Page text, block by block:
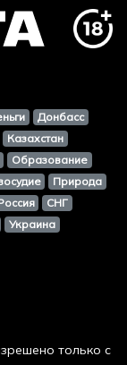
Донбасс
Казахстан
Образование
Природа
СНГ
Украина
только с